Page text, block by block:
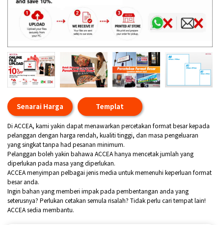
Senarai Harga Templat
Di ACCEA, kami yakin dapat menawarkan percetakan format besar kepada
pelanggan dengan harga rendah, kualiti tinggi, dan masa pengeluaran
yang singkat tanpa had pesanan minimum.
Pelanggan boleh yakin bahawa ACCEA hanya mencetak jumlah yang
diperlukan pada masa yang diperlukan.
ACCEA menyimpan pelbagai jenis media untuk memenuhi keperluan format
besar anda.
Ingin bahan yang memberi impak pada pembentangan anda yang
seterusnya? Perlukan cetakan semula risalah? Tidak perlu cari tempat lain!
ACCEA sedia membantu.